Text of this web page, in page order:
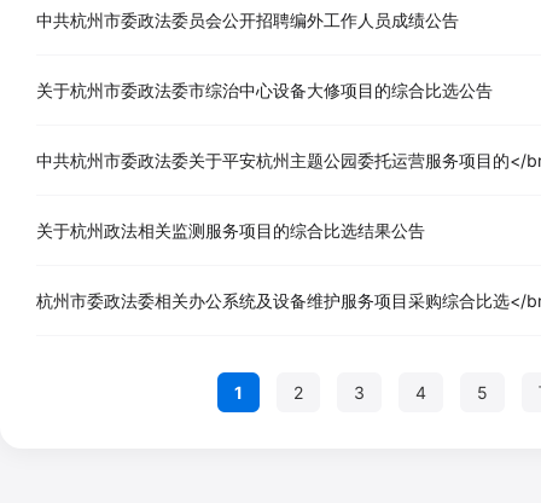
中共杭州市委政法委员会公开招聘编外工作人员成绩公告
关于杭州市委政法委市综治中心设备大修项目的综合比选公告
中共杭州市委政法委关于平安杭州主题公园委托运营服务项目的</
关于杭州政法相关监测服务项目的综合比选结果公告
杭州市委政法委相关办公系统及设备维护服务项目采购综合比选</
1 2 3 4 5